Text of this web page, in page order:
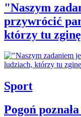
"Naszym
przywrócić
którzy tu
Sport
Pogoń